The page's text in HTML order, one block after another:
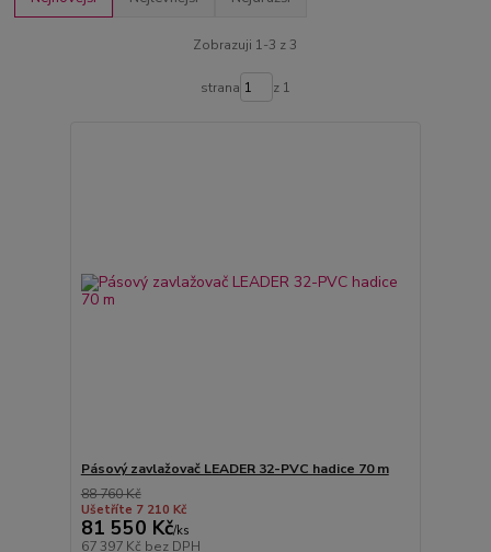
Zobrazuji 1-3 z 3
strana z 1
Pásový zavlažovač LEADER 32-PVC hadice 70 m
88 760 Kč
Ušetříte 7 210 Kč
81 550 Kč/ks
67 397 Kč bez DPH